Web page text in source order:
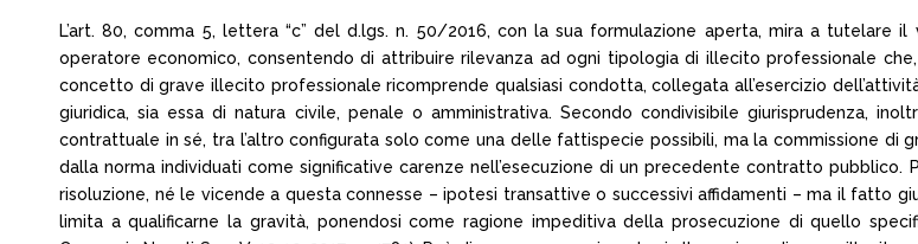
L’art. 80, comma 5, lettera “c” del d.lgs. n. 50/2016, con la sua formulazione aperta, mira a tutelare
operatore economico, consentendo di attribuire rilevanza ad ogni tipologia di illecito professionale
concetto di grave illecito professionale ricomprende qualsiasi condotta, collegata all’esercizio
giuridica, sia essa di natura civile, penale o amministrativa. Secondo condivisibile giurisprudenza,
contrattuale in sé, tra l’altro configurata solo come una delle fattispecie possibili, ma la commissione di
dalla norma individuati come significative carenze nell’esecuzione di un precedente contratto
risoluzione, né le vicende a questa connesse – ipotesi transattive o successivi affidamenti – ma il fatto
limita a qualificarne la gravità, ponendosi come ragione impeditiva della prosecuzione di quello